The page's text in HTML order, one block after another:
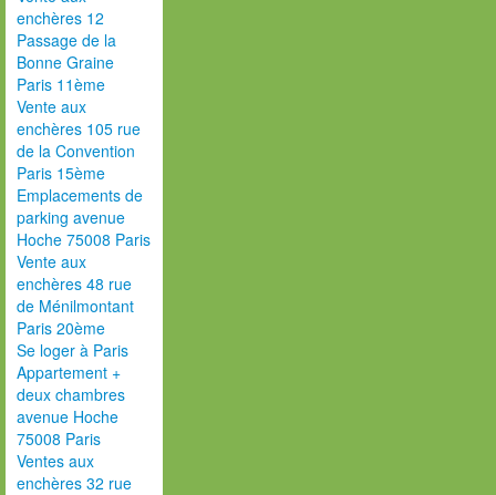
enchères 12
Passage de la
Bonne Graine
Paris 11ème
Vente aux
enchères 105 rue
de la Convention
Paris 15ème
Emplacements de
parking avenue
Hoche 75008 Paris
Vente aux
enchères 48 rue
de Ménilmontant
Paris 20ème
Se loger à Paris
Appartement +
deux chambres
avenue Hoche
75008 Paris
Ventes aux
enchères 32 rue